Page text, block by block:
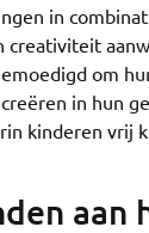
in
om
in hun
kinderen vrij
aan